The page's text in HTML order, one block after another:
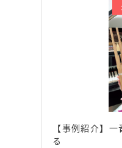
【事例紹介】
る